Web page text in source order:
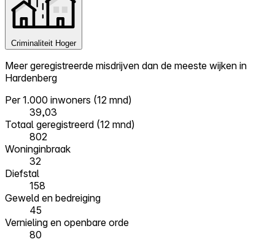
Criminaliteit Hoger
Meer geregistreerde misdrijven dan de meeste wijken in
Hardenberg
Per 1.000 inwoners (12 mnd)
39,03
Totaal geregistreerd (12 mnd)
802
Woninginbraak
32
Diefstal
158
Geweld en bedreiging
45
Vernieling en openbare orde
80